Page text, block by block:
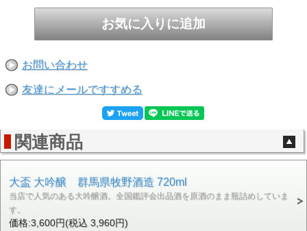
お問い合わせ
友達にメールですすめる
関連商品
大盃 大吟醸 群馬県牧野酒造 720ml
当店で人気のある大吟醸酒。全国鑑評会出品酒を原酒のまま瓶詰めしていま
す。
価格:3,600円(税込 3,960円)